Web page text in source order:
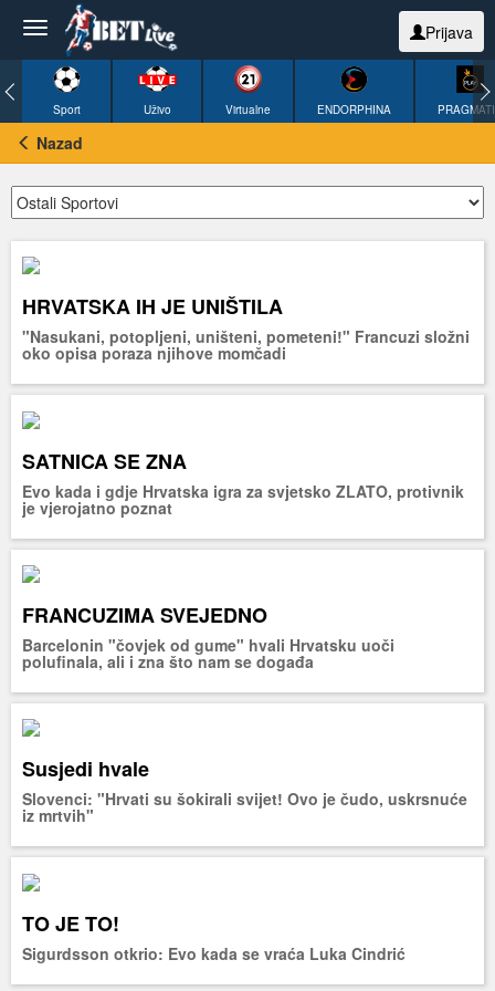
Prijava
Sport Uživo Virtualne ENDORPHINA
Nazad
HRVATSKA IH JE UNIŠTILA
"Nasukani, potopljeni, uništeni, pometeni!" Francuzi složni
oko opisa poraza njihove momčadi
SATNICA SE ZNA
Evo kada i gdje Hrvatska igra za svjetsko ZLATO, protivnik
je vjerojatno poznat
FRANCUZIMA SVEJEDNO
Barcelonin "čovjek od gume" hvali Hrvatsku uoči
polufinala, ali i zna što nam se događa
Susjedi hvale
Slovenci: "Hrvati su šokirali svijet! Ovo je čudo, uskrsnuće
iz mrtvih"
TO JE TO!
Sigurdsson otkrio: Evo kada se vraća Luka Cindrić